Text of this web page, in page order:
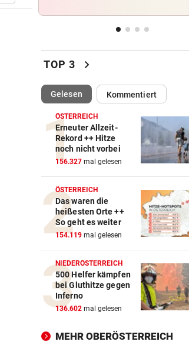
frischer Tat ertappt
jetzt ungültig?
FEUER BEI SOLARANLAGE:
Rascher und massiver Einsatz
verhinderte Großbrand
„TIERISCHE“ KUNSTWERKE vor
Rostige Rösser beleben den
Landschaftsgarten
TOP 3 chevron_right
Gelesen(ausgewählt)Kommentiert
ÖSTERREICH
Erneuter Allzeit-
Rekord ++ Hitze
noch nicht vorbei
156.327 mal gelesen
ÖSTERREICH
Das waren die
heißesten Orte ++
So geht es weiter
154.119 mal gelesen
NIEDERÖSTERREICH
500 Helfer kämpfen
bei Gluthitze gegen
Inferno
136.602 mal gelesen
MEHR OBERÖSTERREICH